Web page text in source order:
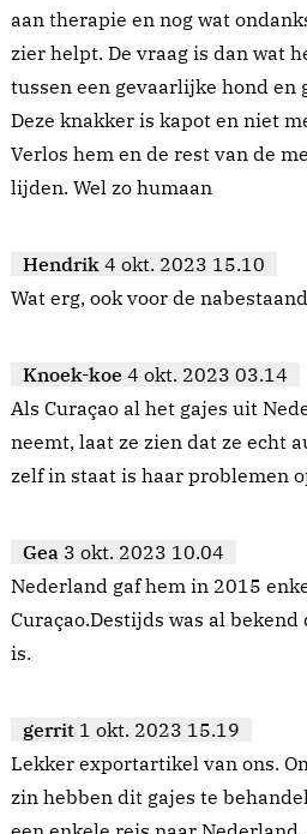
aan therapie en nog wat
zier helpt. De vraag is dan wat
tussen een gevaarlijke hond en
Deze knakker is kapot en niet
Verlos hem en de rest van de
lijden. Wel zo humaan
Hendrik 4 okt. 2023 15.10
Wat erg, ook voor de
Knoek-koe 4 okt. 2023 03.14
Als Curaçao al het gajes uit
neemt, laat ze zien dat ze echt
zelf in staat is haar problemen
Gea 3 okt. 2023 10.04
Nederland gaf hem in 2015
Curaçao.Destijds was al
is.
gerrit 1 okt. 2023 15.19
Lekker exportartikel van ons.
zin hebben dit gajes te